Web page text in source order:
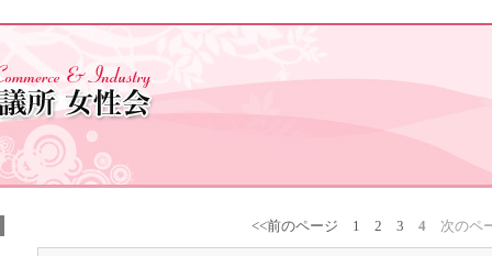
<<前のページ 1 2 3 4 次のペ